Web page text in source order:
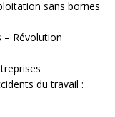
sans bornes
– Révolution
du travail :